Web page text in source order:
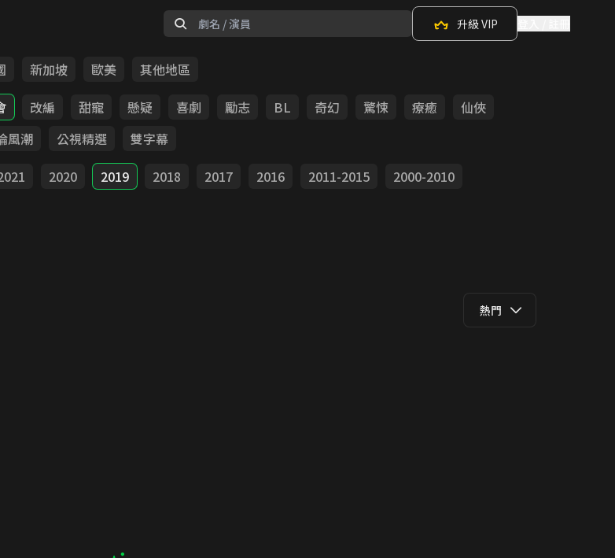
升級 VIP
新加坡 歐美
其他地區
改編 甜寵 懸疑 喜劇 勵志 BL 奇幻 驚悚 療癒
仙俠
風潮 公視精選
雙字幕
2020 2019 2018 2017 2016 2011-2015
2000-2010
熱門